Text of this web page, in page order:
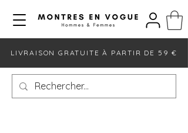
LIVRAISON GRATUITE À PARTIR DE 59 €